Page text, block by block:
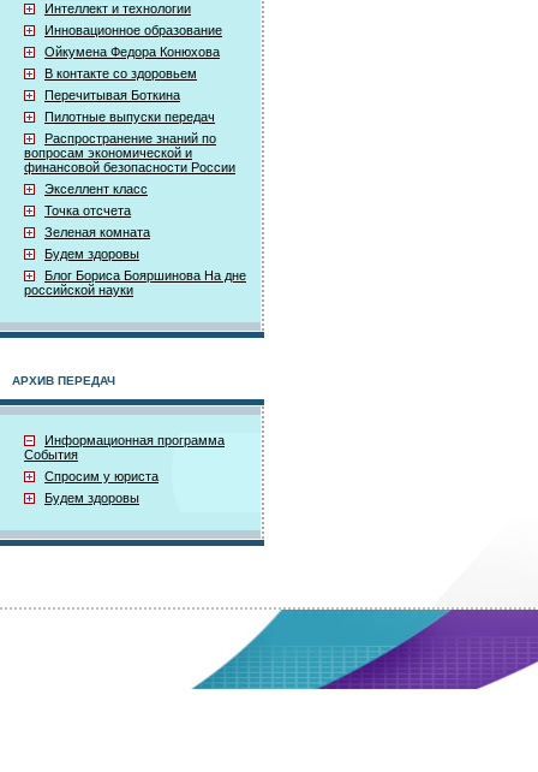
Интеллект и технологии
Инновационное образование
Ойкумена Федора Конюхова
В контакте со здоровьем
Перечитывая Боткина
Пилотные выпуски передач
Распространение знаний по
вопросам экономической и
финансовой безопасности России
Экселлент класс
Точка отсчета
Зеленая комната
Будем здоровы
Блог Бориса Бояршинова На дне
российской науки
АРХИВ ПЕРЕДАЧ
Информационная программа
События
Спросим у юриста
Будем здоровы